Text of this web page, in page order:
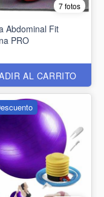
7 fotos
Abdominal Fit
PRO
AL CARRITO